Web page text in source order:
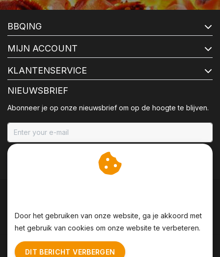
BBQING
MIJN ACCOUNT
KLANTENSERVICE
NIEUWSBRIEF
Abonneer je op onze nieuwsbrief om op de hoogte te blijven.
Algemene voorwaarden | Disclaimer
Door het gebruiken van onze website, ga je akkoord met
het gebruik van cookies om onze website te verbeteren.
DIT BERICHT VERBERGEN